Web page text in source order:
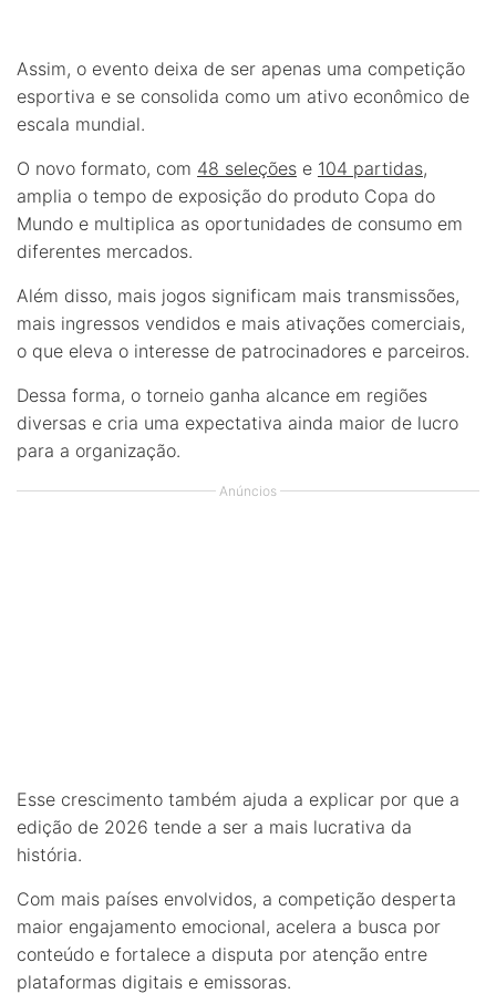
Assim, o evento deixa de ser apenas uma competição
esportiva e se consolida como um ativo econômico de
escala mundial.
O novo formato, com 48 seleções e 104 partidas,
amplia o tempo de exposição do produto Copa do
Mundo e multiplica as oportunidades de consumo em
diferentes mercados.
Além disso, mais jogos significam mais transmissões,
mais ingressos vendidos e mais ativações comerciais,
o que eleva o interesse de patrocinadores e parceiros.
Dessa forma, o torneio ganha alcance em regiões
diversas e cria uma expectativa ainda maior de lucro
para a organização.
Anúncios
Esse crescimento também ajuda a explicar por que a
edição de 2026 tende a ser a mais lucrativa da
história.
Com mais países envolvidos, a competição desperta
maior engajamento emocional, acelera a busca por
conteúdo e fortalece a disputa por atenção entre
plataformas digitais e emissoras.